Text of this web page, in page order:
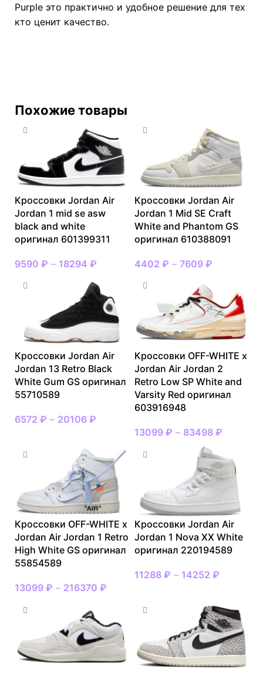
Purple это практично и удобное решение для тех
кто ценит качество.
Похожие товары
Кроссовки Jordan Air
Jordan 1 mid se asw
black and white
оригинал 601399311
9590 ₽ – 18294 ₽
Кроссовки Jordan Air
Jordan 1 Mid SE Craft
White and Phantom GS
оригинал 610388091
4402 ₽ – 7609 ₽
Кроссовки Jordan Air
Jordan 13 Retro Black
White Gum GS оригинал
55710589
6572 ₽ – 20106 ₽
Кроссовки OFF-WHITE x
Jordan Air Jordan 2
Retro Low SP White and
Varsity Red оригинал
603916948
13099 ₽ – 83498 ₽
Кроссовки OFF-WHITE x
Jordan Air Jordan 1 Retro
High White GS оригинал
55854589
13099 ₽ – 216370 ₽
Кроссовки Jordan Air
Jordan 1 Nova XX White
оригинал 220194589
11288 ₽ – 14252 ₽